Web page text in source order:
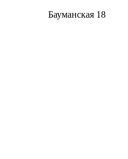
Бауманская 18